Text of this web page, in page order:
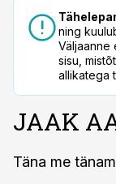
ning
Väljaanne
sisu,
allikatega
JAAK
Täna me